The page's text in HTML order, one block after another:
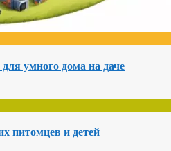
умного дома на даче
питомцев и детей